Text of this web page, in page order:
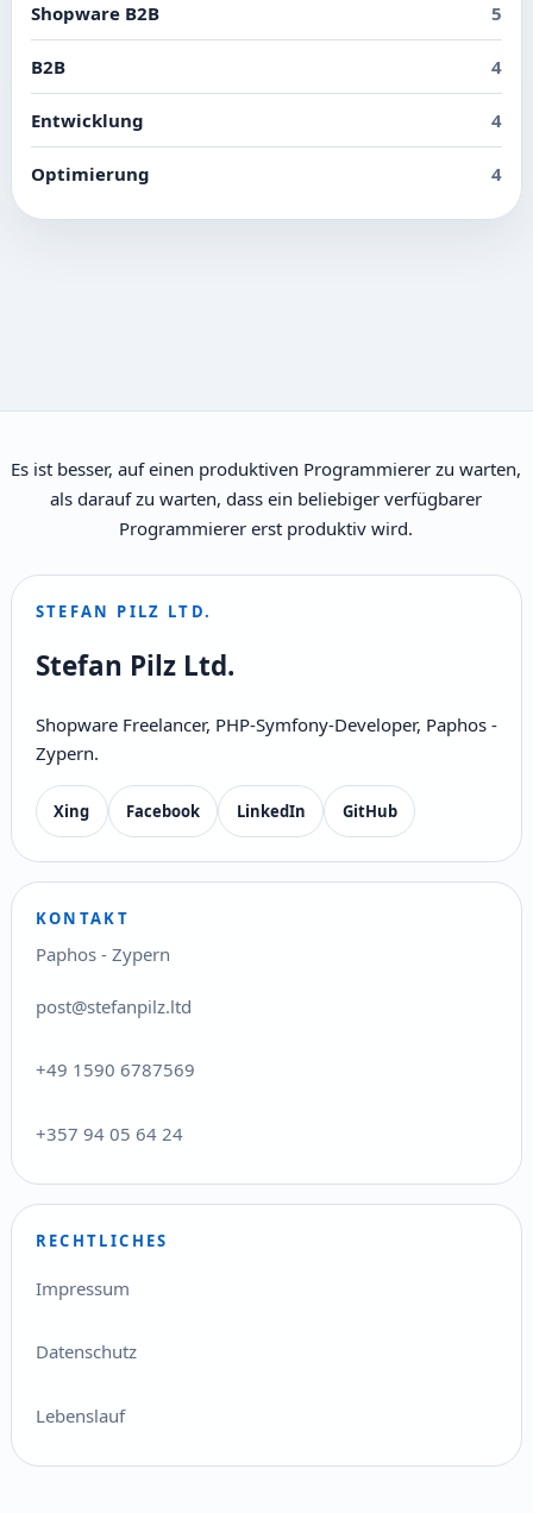
Shopware B2B 5
B2B 4
Entwicklung 4
Optimierung 4
Es ist besser, auf einen produktiven Programmierer zu warten,
als darauf zu warten, dass ein beliebiger verfügbarer
Programmierer erst produktiv wird.
STEFAN PILZ LTD.
Stefan Pilz Ltd.
Shopware Freelancer, PHP-Symfony-Developer, Paphos -
Zypern.
Xing Facebook LinkedIn GitHub
KONTAKT
Paphos - Zypern
post@stefanpilz.ltd
+49 1590 6787569
+357 94 05 64 24
RECHTLICHES
Impressum
Datenschutz
Lebenslauf